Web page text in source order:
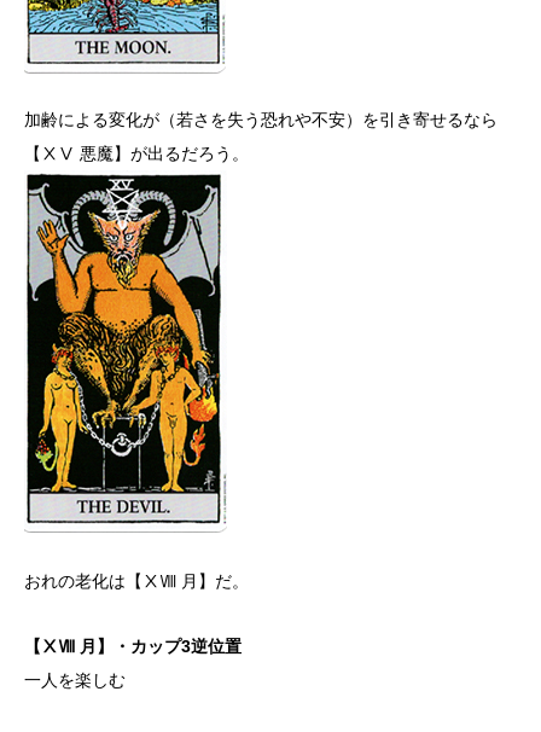
加齢による変化が（若さを失う恐れや不安）を引き寄せるなら
【ⅩⅤ 悪魔】が出るだろう。
おれの老化は【ⅩⅧ 月】だ。
【ⅩⅧ 月】・カップ3逆位置
一人を楽しむ